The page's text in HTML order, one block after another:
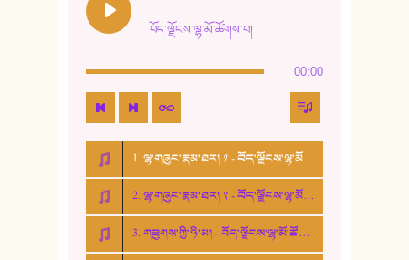
15. ཤམ་པ་ལ་ཡི་སྲས་མོ།
16. ལྷ་བུ་དར་བུ།
17. ང་བོད་པ་ཡིན། - ཕུར་བུ་རྣམ་རྒྱལ།
18. ང་ལ་བྱམས་པའི་ཨ་མ།
19. ཆ་རྐྱེན་མེད་པའི་སེམས།
བོད་ལྗོངས་ལྷ་མོ་ཚོགས་པ།
00:00
1. ལྷ་གཞུང་རྣམ་ཐར། ༡ - བོད་ལྗོངས་ལྷ་མོ་ཚོགས་པ།
2. ལྷ་གཞུང་རྣམ་ཐར། ༢ - བོད་ལྗོངས་ལྷ་མོ་ཚོགས་པ།
3. གཟུགས་ཀྱི་ཉི་མ། - བོད་ལྗོངས་ལྷ་མོ་ཚོགས་པ།